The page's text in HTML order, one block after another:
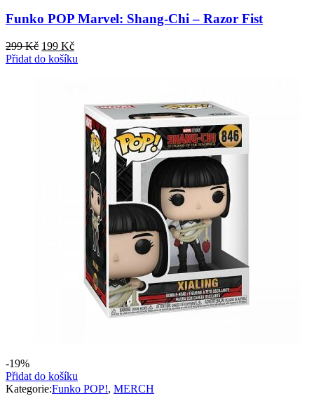
Funko POP Marvel: Shang-Chi – Razor Fist
299Kč Původní
cena
199 KčAktuální
cena
Přidat do košíku
-19%
Přidat do košíku
Kategorie:Funko POP!, MERCH